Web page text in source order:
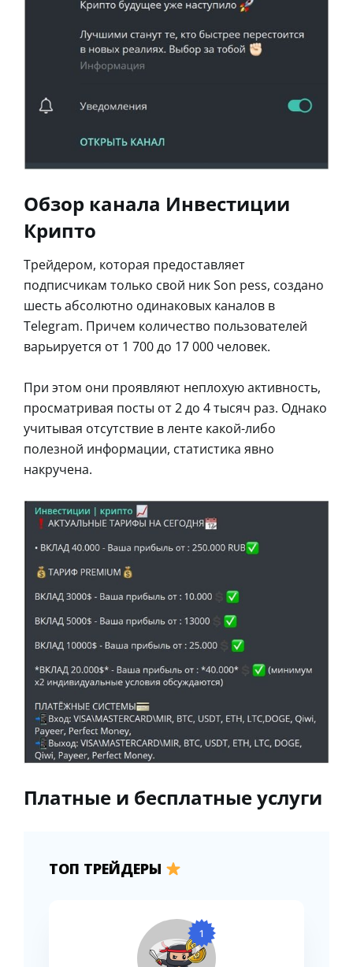
Обзор канала Инвестиции
Крипто
Трейдером, которая предоставляет
подписчикам только свой ник Son pess, создано
шесть абсолютно одинаковых каналов в
Telegram. Причем количество пользователей
варьируется от 1 700 до 17 000 человек.
При этом они проявляют неплохую активность,
просматривая посты от 2 до 4 тысяч раз. Однако
учитывая отсутствие в ленте какой-либо
полезной информации, статистика явно
накручена.
Платные и бесплатные услуги
ТОП ТРЕЙДЕРЫ
1